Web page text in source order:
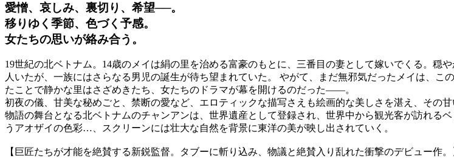
愛憎、哀しみ、裏切り、希望──。
移りゆく季節、色づく予感。
女たちの思いが絡み合う。
19世紀の北ベトナム。14歳のメイは絹の里を治める富豪のもとに、三番目の妻として嫁いでくる。
人いたが、一族にはさらなる男児の誕生が待ち望まれていた。 やがて、まだ無邪気だったメイは、こ
たことで静かな里はさざめきたち、女たちのドラマが幕を開けるのだった――。
初夜の儀、甘美な秘めごと、禁断の愛など、エロティックな描写さえも絵画的な美しさを湛え、その
物語の舞台となる北ベトナムのチャンアンは、世界遺産として登録され、世界中から観光客が訪れる
うアオザイの色彩…、スクリーンには壮大な自然を背景に東洋の美が映し出されていく。
【巨匠たちが才能を絶賛する新鋭監督。タブーに斬り込み、物議と絶賛入り乱れた衝撃のデビュー作。